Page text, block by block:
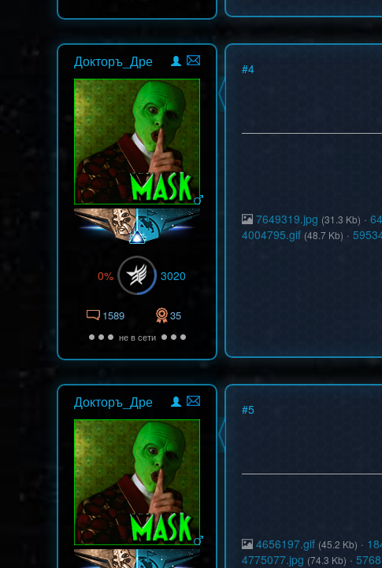
Докторъ_Дре
0% 3020
1589 35
не в сети
#4
7649319.jpg (31.3 Kb) ·
4004795.gif (48.7 Kb) ·
Докторъ_Дре #5
4656197.gif (45.2 Kb) ·
4775077.jpg (74.3 Kb) ·